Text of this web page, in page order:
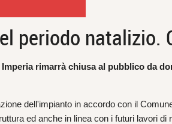
periodo natalizio.
rimarrà chiusa al pubblico da
dell'impianto in accordo con il
ed anche in linea con i futuri lavori di